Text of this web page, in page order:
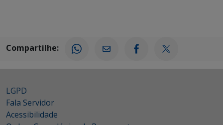
Compartilhe:
LGPD
Fala Servidor
Acessibilidade